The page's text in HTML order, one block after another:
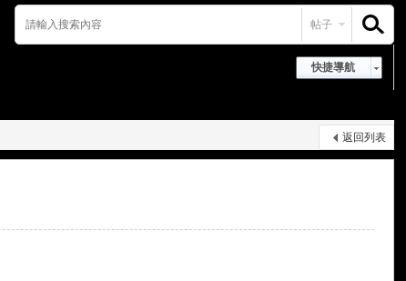
帖子
快捷導航
返回列表